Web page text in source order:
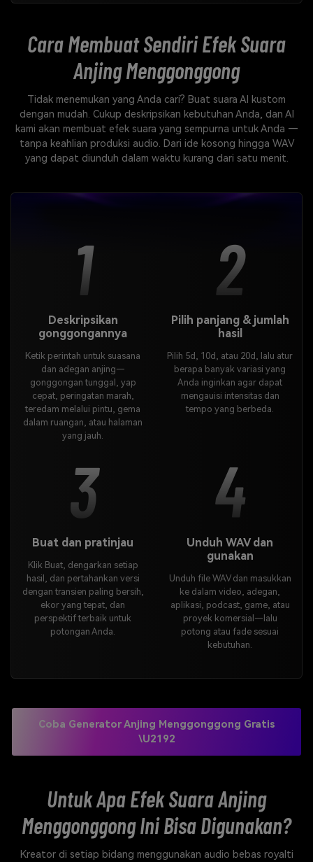
Cara Membuat SendiriEfek Suara
Anjing Menggonggong
Tidak menemukan yang Anda cari? Buat suara AI kustom
dengan mudah. Cukup deskripsikan kebutuhan Anda, dan AI
kami akan membuat efek suara yang sempurna untuk Anda —
tanpa keahlian produksi audio. Dari ide kosong hingga WAV
yang dapat diunduh dalam waktu kurang dari satu menit.
1
Deskripsikan
gonggongannya
Ketik perintah untuk suasana
dan adegan anjing—
gonggongan tunggal, yap
cepat, peringatan marah,
teredam melalui pintu, gema
dalam ruangan, atau halaman
yang jauh.
2
Pilih panjang & jumlah
hasil
Pilih 5d, 10d, atau 20d, lalu atur
berapa banyak variasi yang
Anda inginkan agar dapat
mengauisi intensitas dan
tempo yang berbeda.
3
Buat dan pratinjau
Klik Buat, dengarkan setiap
hasil, dan pertahankan versi
dengan transien paling bersih,
ekor yang tepat, dan
perspektif terbaik untuk
potongan Anda.
4
Unduh WAV dan
gunakan
Unduh file WAV dan masukkan
ke dalam video, adegan,
aplikasi, podcast, game, atau
proyek komersial—lalu
potong atau fade sesuai
kebutuhan.
Coba Generator Anjing Menggonggong Gratis
\u2192
Untuk Apa Efek Suara Anjing
Menggonggong Ini Bisa Digunakan?
Kreator di setiap bidang menggunakan audio bebas royalti